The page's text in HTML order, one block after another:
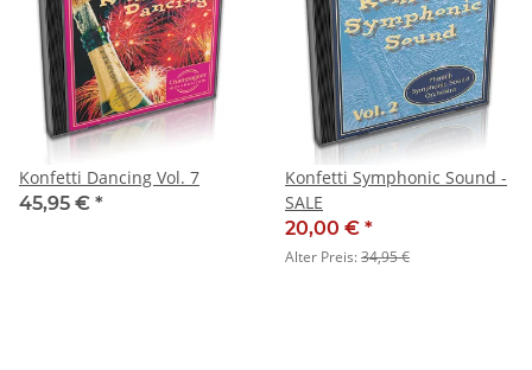
Konfetti Dancing Vol. 7
45,95 € *
Konfetti Symphonic Sound -
SALE
20,00 € *
Alter Preis:34,95 €